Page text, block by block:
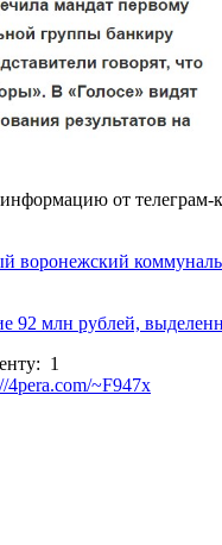
от телеграм-
воронежский
92 млн рублей,
1
4pera.com/~F947x